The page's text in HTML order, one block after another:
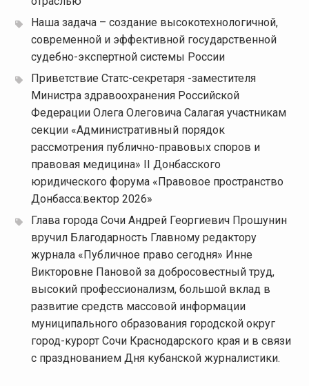
Наша задача – создание высокотехнологичной,
современной и эффективной государственной
судебно-экспертной системы России
Приветствие Статс-секретаря -заместителя
Министра здравоохранения Российской
Федерации Олега Олеговича Салагая участникам
секции «Административный порядок
рассмотрения публично-правовых споров и
правовая медицина» II Донбасского
юридического форума «Правовое пространство
Донбасса:вектор 2026»
Глава города Сочи Андрей Георгиевич Прошунин
вручил Благодарность Главному редактору
журнала «Публичное право сегодня» Инне
Викторовне Пановой за добросовестный труд,
высокий профессионализм, большой вклад в
развитие средств массовой информации
муниципального образования городской округ
город-курорт Сочи Краснодарского края и в связи
с празднованием Дня кубанской журналистики.